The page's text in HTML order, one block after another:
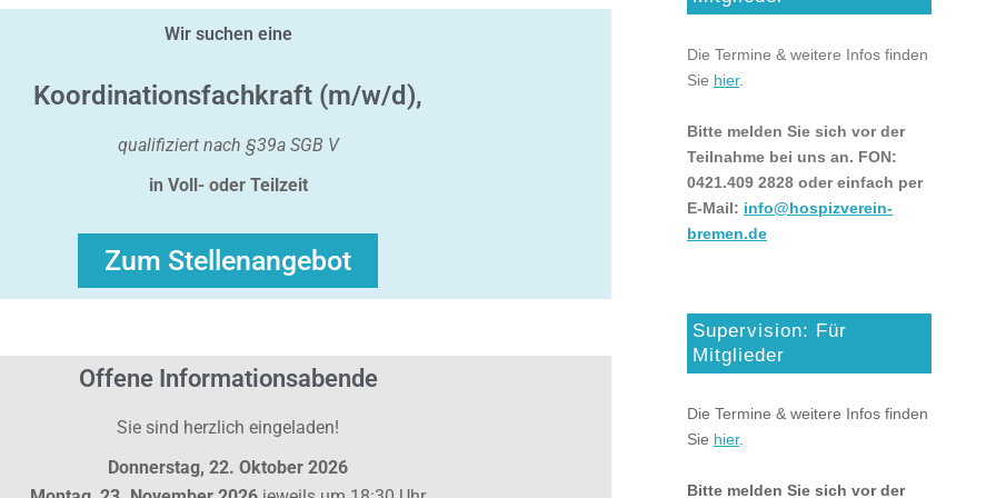
Wir suchen eine
Koordinationsfachkraft (m/w/d),
qualifiziert nach §39a SGB V
in Voll- oder Teilzeit
Zum Stellenangebot
Offene Informationsabende
Sie sind herzlich eingeladen!
Donnerstag, 22. Oktober 2026
Die Termine & weitere Infos finden
Sie hier.
Bitte melden Sie sich vor der
Teilnahme bei uns an. FON:
0421.409 2828 oder einfach per
E-Mail: info@hospizverein-
bremen.de
Supervision: Für
Mitglieder
Die Termine & weitere Infos finden
Sie hier.
Bitte melden Sie sich vor der